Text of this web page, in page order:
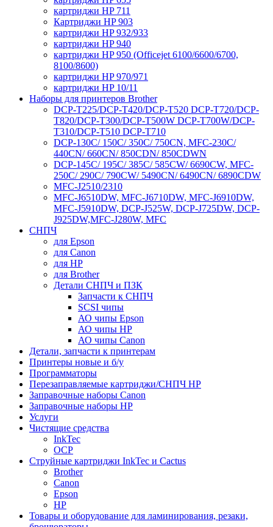
картриджи HP 711
Картриджи HP 903
картриджи HP 932/933
картриджи HP 940
картриджи HP 950 (Officejet 6100/6600/6700,
8100/8600)
картриджи HP 970/971
картриджи HP 10/11
Наборы для принтеров Brother
DCP-T225/DCP-T420/DCP-T520 DCP-T720/DCP-
T820/DCP-T300/DCP-T500W DCP-T700W/DCP-
T310/DCP-T510 DCP-T710
DCP-130C/ 150C/ 350C/ 750CN, MFC-230C/
440CN/ 660CN/ 850CDN/ 850CDWN
DCP-145C/ 195C/ 385C/ 585CW/ 6690CW, MFC-
250C/ 290C/ 790CW/ 5490CN/ 6490CN/ 6890CDW
MFC-J2510/2310
MFC-J6510DW, MFC-J6710DW, MFC-J6910DW,
MFC-J5910DW, DCP-J525W, DCP-J725DW, DCP-
J925DW,MFC-J280W, MFC
СНПЧ
для Epson
для Canon
для HP
для Brother
Детали СНПЧ и ПЗК
Запчасти к СНПЧ
SCSI чипы
АО чипы Epson
АО чипы HP
АО чипы Canon
Детали, запчасти к принтерам
Принтеры новые и б/у
Программаторы
Перезаправляемые картриджи/СНПЧ HP
Заправочные наборы Canon
Заправочные наборы HP
Услуги
Чистящие средства
InkTec
OCP
Струйные картриджи InkTec и Cactus
Brother
Canon
Epson
HP
Товары и оборудование для ламинирования, резаки,